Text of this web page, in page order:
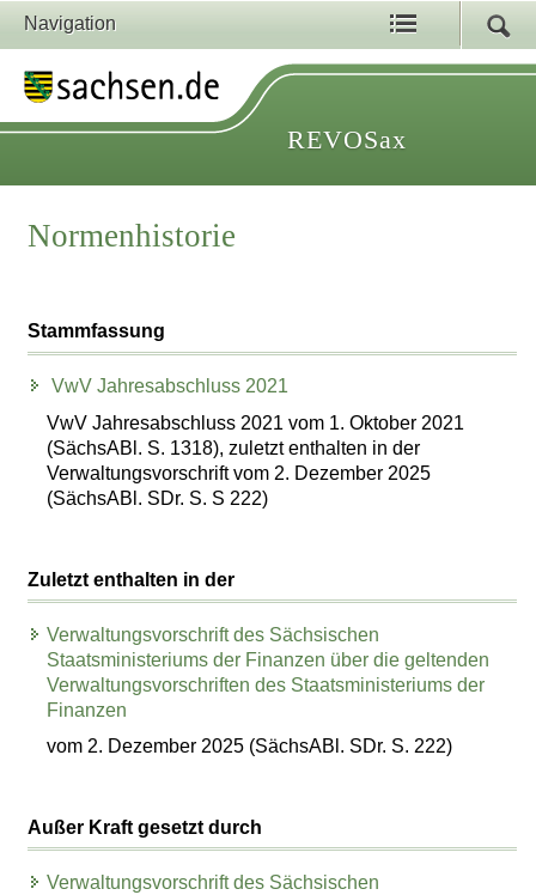
Navigation
REVOSax
Normenhistorie
Stammfassung
VwV Jahresabschluss 2021
VwV Jahresabschluss 2021 vom 1. Oktober 2021
(SächsABl. S. 1318), zuletzt enthalten in der
Verwaltungsvorschrift vom 2. Dezember 2025
(SächsABl. SDr. S. S 222)
Zuletzt enthalten in der
Verwaltungsvorschrift des Sächsischen
Staatsministeriums der Finanzen über die geltenden
Verwaltungsvorschriften des Staatsministeriums der
Finanzen
vom 2. Dezember 2025 (SächsABl. SDr. S. 222)
Außer Kraft gesetzt durch
Verwaltungsvorschrift des Sächsischen